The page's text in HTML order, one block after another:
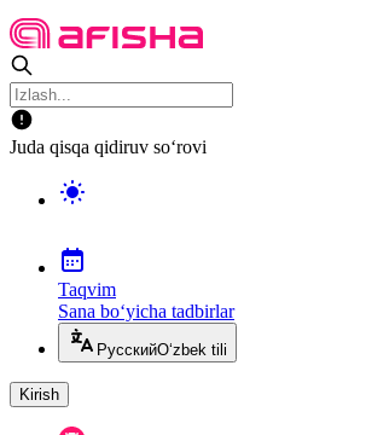
Juda qisqa qidiruv so‘rovi
Taqvim
Sana bo‘yicha tadbirlar
РусскийO‘zbek tili
Kirish